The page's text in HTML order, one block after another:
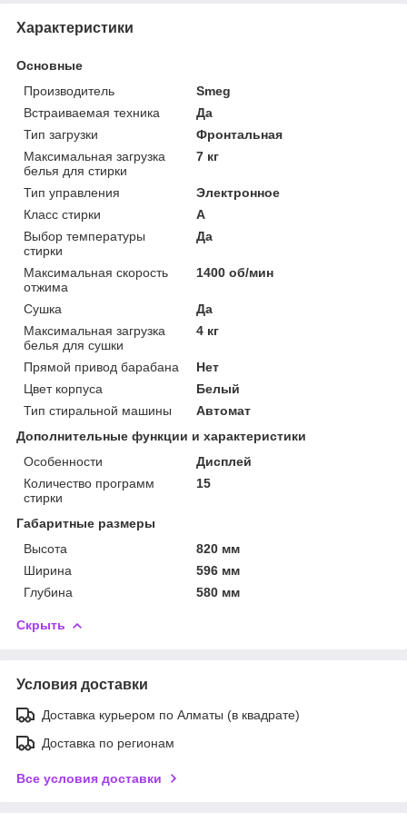
Характеристики
Основные
Производитель
Smeg
Встраиваемая техника
Да
Тип загрузки
Фронтальная
Максимальная загрузка
белья для стирки
7 кг
Тип управления
Электронное
Класс стирки
A
Выбор температуры
стирки
Да
Максимальная скорость
отжима
1400 об/мин
Сушка
Да
Максимальная загрузка
белья для сушки
4 кг
Прямой привод барабана
Нет
Цвет корпуса
Белый
Тип стиральной машины
Автомат
Дополнительные функции и характеристики
Особенности
Дисплей
Количество программ
стирки
15
Габаритные размеры
Высота
820 мм
Ширина
596 мм
Глубина
580 мм
Скрыть
Условия доставки
Доставка курьером по Алматы (в квадрате)
Доставка по регионам
Все условия доставки